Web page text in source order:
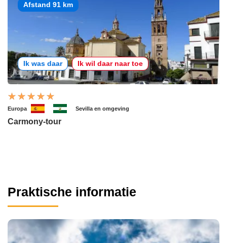
Afstand 91 km
Ik was daar Ik wil daar naar toe
Europa Sevilla en omgeving
Carmony-tour
Praktische informatie